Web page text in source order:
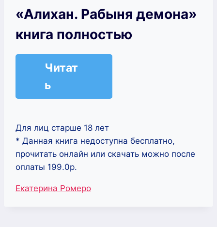
«Алихан. Рабыня демона»
книга полностью
Читат
ь
Для лиц старше 18 лет
* Данная книга недоступна бесплатно,
прочитать онлайн или скачать можно после
оплаты 199.0р.
Метки
Екатерина Ромеро